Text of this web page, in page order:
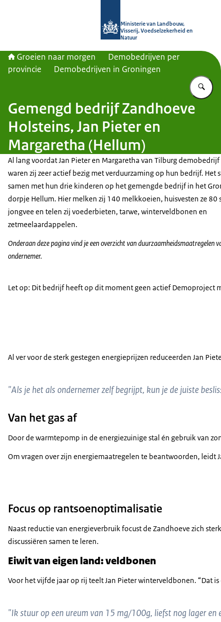
Ministerie van Landbouw,
Visserij, Voedselzekerheid en
Natuur
Groeien naar morgen
Demobedrijven per
provincie
Demobedrijven in Groningen
Gemengd bedrijf Zandhoeve
Holsteins, Jan Pieter en
Margaretha (Hellum)
Al lang voordat Jan Pieter en Margaretha van Tilburg
waren zij zeer actief bezig met verduurzaming op hun bedrijf. Het
samen met hun drie kinderen op het gemengde bedrijf in het
dorpje Hellum. Hier melken zij 140 melkkoeien, huisvesten ze 80
jongvee en telen zij voederbieten, tarwe, winterveldbonen en
zetmeelaardappelen.
Onderaan deze pagina vind je een overzicht van duurzaamheidsmaatregelen
ondernemer.
Let op: Dit bedrijf heeft op dit moment geen actief Demoproject
Al ver voor de sterk gestegen energieprijzen reduceerden Jan
"Als je het als ondernemer zelf begrijpt, kun je de juiste
Van het gas af
Door de warmtepomp in de energiezuinige stal én gebruik van
Om vragen over zijn energiemaatregelen te beantwoorden, leidt
Focus op rantsoenoptimalisatie
Naast reductie van energieverbruik focust de Zandhoeve zich
discussiëren samen te leren.
Eiwit van eigen land: veldbonen
Voor het vijfde jaar op rij teelt Jan Pieter winterveldbonen. “Dat
"Ik stuur op een ureum van 15 mg/100g, liefst nog lager